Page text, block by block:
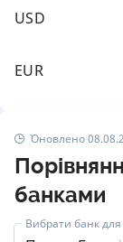
USD
EUR
Оновлено
банками
Вибрати банк